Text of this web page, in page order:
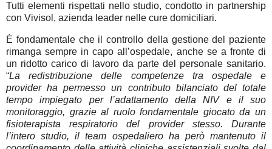
Tutti elementi rispettati nello studio, condotto in partnership
con Vivisol, azienda leader nelle cure domiciliari.
È fondamentale che il controllo della gestione del paziente
rimanga sempre in capo all’ospedale, anche se a fronte di
un ridotto carico di lavoro da parte del personale sanitario.
“La redistribuzione delle competenze tra ospedale e
provider ha permesso un contributo bilanciato del totale
tempo impiegato per l’adattamento della NIV e il suo
monitoraggio, grazie al ruolo fondamentale giocato da un
fisioterapista respiratorio del provider stesso. Durante
l’intero studio, il team ospedaliero ha però mantenuto il